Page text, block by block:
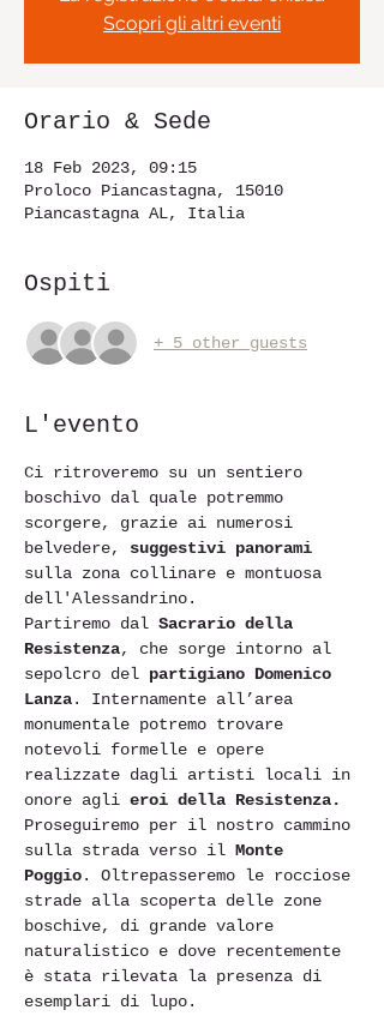
Scopri gli altri eventi
Orario & Sede
18 Feb 2023, 09:15
Proloco Piancastagna, 15010
Piancastagna AL, Italia
Ospiti
+ 5 other guests
L'evento
Ci ritroveremo su un sentiero
boschivo dal quale potremmo
scorgere, grazie ai numerosi
belvedere, suggestivi panorami
sulla zona collinare e montuosa
dell'Alessandrino.
Partiremo dal Sacrario della
Resistenza, che sorge intorno al
sepolcro del partigiano Domenico
Lanza. Internamente all’area
monumentale potremo trovare
notevoli formelle e opere
realizzate dagli artisti locali in
onore agli eroi della Resistenza.
Proseguiremo per il nostro cammino
sulla strada verso il Monte
Poggio. Oltrepasseremo le rocciose
strade alla scoperta delle zone
boschive, di grande valore
naturalistico e dove recentemente
è stata rilevata la presenza di
esemplari di lupo.